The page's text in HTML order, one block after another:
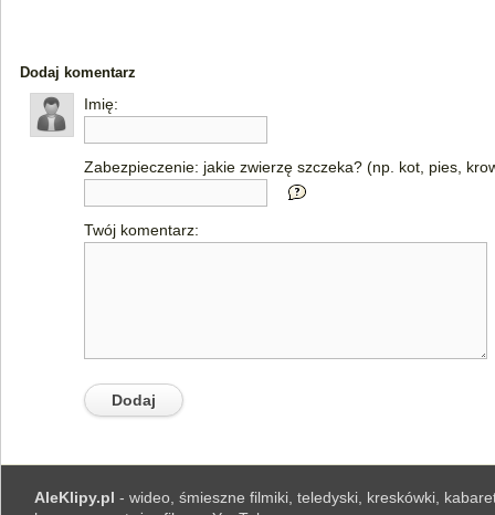
Dodaj komentarz
Imię:
Zabezpieczenie: jakie zwierzę szczeka? (np. kot, pies,
Twój komentarz:
AleKlipy.pl - wideo, śmieszne filmiki, teledyski, kreskówki,